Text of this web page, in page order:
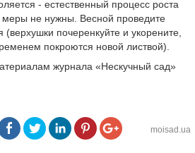
- естественный процесс роста
меры не нужны. Весной проведите
почеренкуйте и укорените,
покроются новой листвой).
журнала «Нескучный сад»
moisad.ua